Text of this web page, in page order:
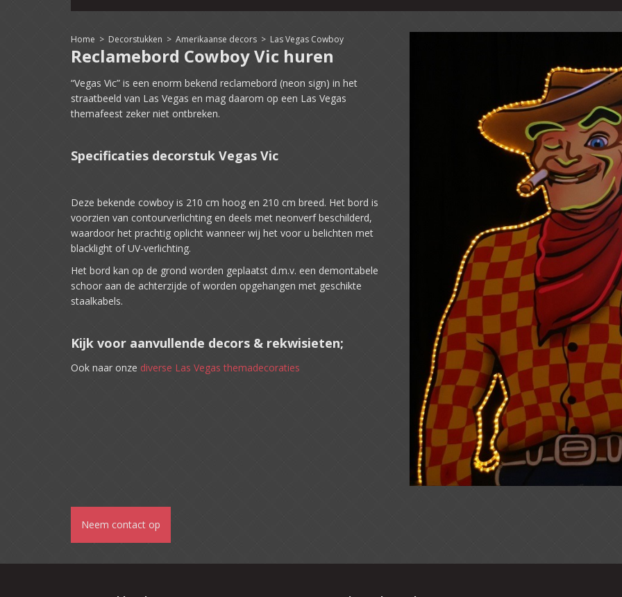
Home > Decorstukken > Amerikaanse decors > Las Vegas Cowboy
Reclamebord Cowboy Vic huren
“Vegas Vic” is een enorm bekend reclamebord (neon sign) in het
straatbeeld van Las Vegas en mag daarom op een Las Vegas
themafeest zeker niet ontbreken.
Specificaties decorstuk Vegas Vic
Deze bekende cowboy is 210 cm hoog en 210 cm breed. Het bord is
voorzien van contourverlichting en deels met neonverf beschilderd,
waardoor het prachtig oplicht wanneer wij het voor u belichten met
blacklight of UV-verlichting.
Het bord kan op de grond worden geplaatst d.m.v. een demontabele
schoor aan de achterzijde of worden opgehangen met geschikte
staalkabels.
Kijk voor aanvullende decors & rekwisieten;
Ook naar onze diverse Las Vegas themadecoraties
Neem contact op